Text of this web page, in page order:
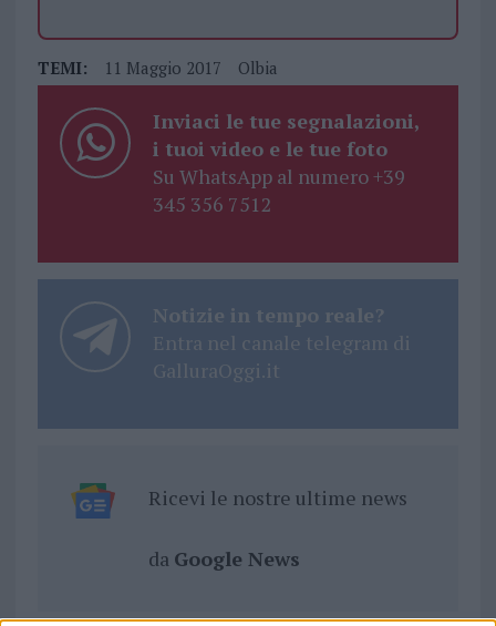
TEMI: 11 Maggio 2017 Olbia
Inviaci le tue segnalazioni,
i tuoi video e le tue foto
Su WhatsApp al numero +39
345 356 7512
Notizie in tempo reale?
Entra nel canale telegram di
GalluraOggi.it
Ricevi le nostre ultime news
da Google News